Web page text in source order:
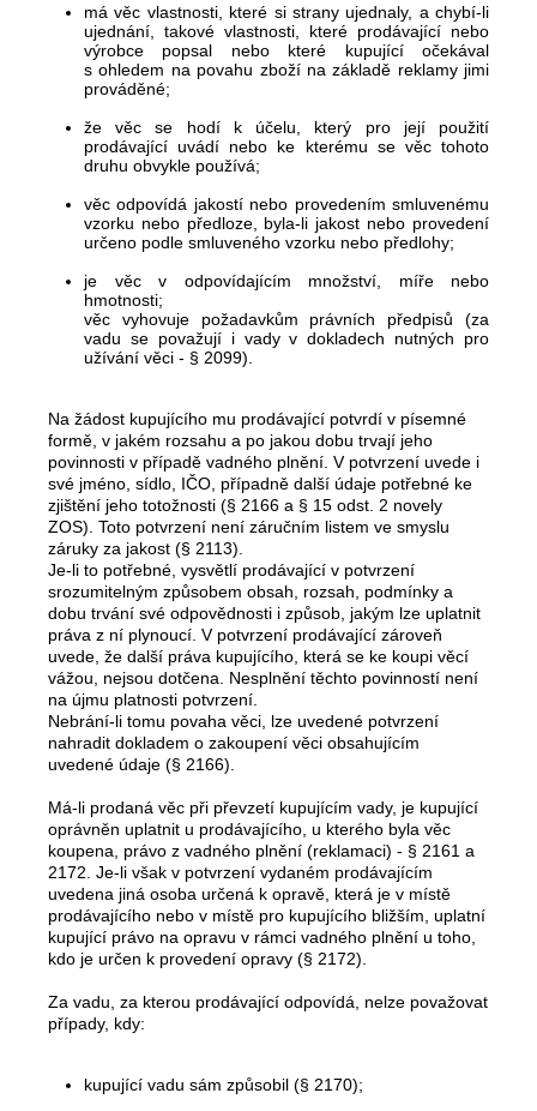
má věc vlastnosti, které si strany ujednaly, a chybí-li
ujednání, takové vlastnosti, které prodávající nebo
výrobce popsal nebo které kupující očekával
s ohledem na povahu zboží na základě reklamy jimi
prováděné;
že věc se hodí k účelu, který pro její použití
prodávající uvádí nebo ke kterému se věc tohoto
druhu obvykle používá;
věc odpovídá jakostí nebo provedením smluvenému
vzorku nebo předloze, byla-li jakost nebo provedení
určeno podle smluveného vzorku nebo předlohy;
je věc v odpovídajícím množství, míře nebo
hmotnosti;
věc vyhovuje požadavkům právních předpisů (za
vadu se považují i vady v dokladech nutných pro
užívání věci - § 2099).
Na žádost kupujícího mu prodávající potvrdí v písemné
formě, v jakém rozsahu a po jakou dobu trvají jeho
povinnosti v případě vadného plnění. V potvrzení uvede i
své jméno, sídlo, IČO, případně další údaje potřebné ke
zjištění jeho totožnosti (§ 2166 a § 15 odst. 2 novely
ZOS). Toto potvrzení není záručním listem ve smyslu
záruky za jakost (§ 2113).
Je-li to potřebné, vysvětlí prodávající v potvrzení
srozumitelným způsobem obsah, rozsah, podmínky a
dobu trvání své odpovědnosti i způsob, jakým lze uplatnit
práva z ní plynoucí. V potvrzení prodávající zároveň
uvede, že další práva kupujícího, která se ke koupi věcí
vážou, nejsou dotčena. Nesplnění těchto povinností není
na újmu platnosti potvrzení.
Nebrání-li tomu povaha věci, lze uvedené potvrzení
nahradit dokladem o zakoupení věci obsahujícím
uvedené údaje (§ 2166).
Má-li prodaná věc při převzetí kupujícím vady, je kupující
oprávněn uplatnit u prodávajícího, u kterého byla věc
koupena, právo z vadného plnění (reklamaci) - § 2161 a
2172. Je-li však v potvrzení vydaném prodávajícím
uvedena jiná osoba určená k opravě, která je v místě
prodávajícího nebo v místě pro kupujícího bližším, uplatní
kupující právo na opravu v rámci vadného plnění u toho,
kdo je určen k provedení opravy (§ 2172).
Za vadu, za kterou prodávající odpovídá, nelze považovat
případy, kdy:
kupující vadu sám způsobil (§ 2170);